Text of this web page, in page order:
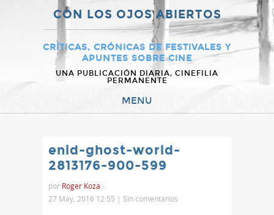
CON LOS OJOS ABIERTOS
CRÍTICAS, CRÓNICAS DE FESTIVALES Y
APUNTES SOBRE CINE
UNA PUBLICACIÓN DIARIA, CINEFILIA
PERMANENTE
MENU
enid-ghost-world-
2813176-900-599
por Roger Koza -
27 May, 2016 12:55 | Sin comentarios